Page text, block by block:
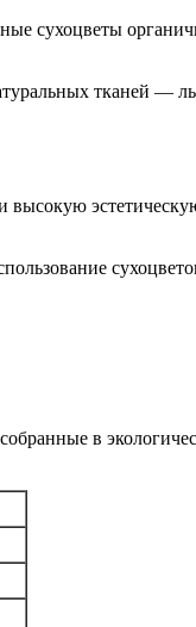
сухоцветы
тканей —
в